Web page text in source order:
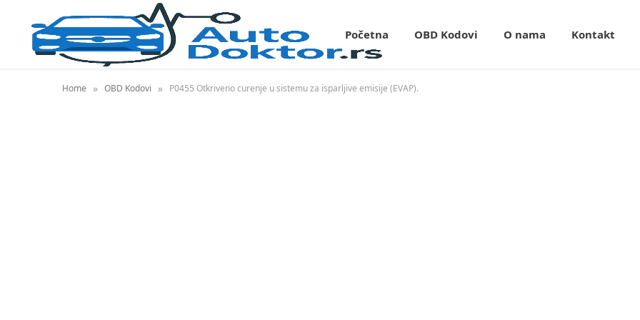
Početna OBD Kodovi O nama Kontakt
Home » OBD Kodovi » P0455 Otkriveno curenje u sistemu za isparljive emisije (EVAP).